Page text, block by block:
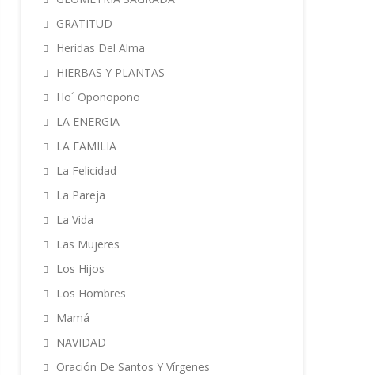
GRATITUD
Heridas Del Alma
HIERBAS Y PLANTAS
Ho´ Oponopono
LA ENERGIA
LA FAMILIA
La Felicidad
La Pareja
La Vida
Las Mujeres
Los Hijos
Los Hombres
Mamá
NAVIDAD
Oración De Santos Y Vírgenes